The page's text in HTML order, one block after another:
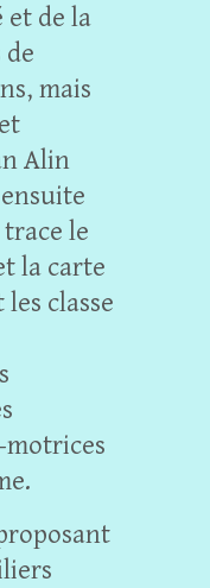
et de la
mais
Alin
le
la carte
classe